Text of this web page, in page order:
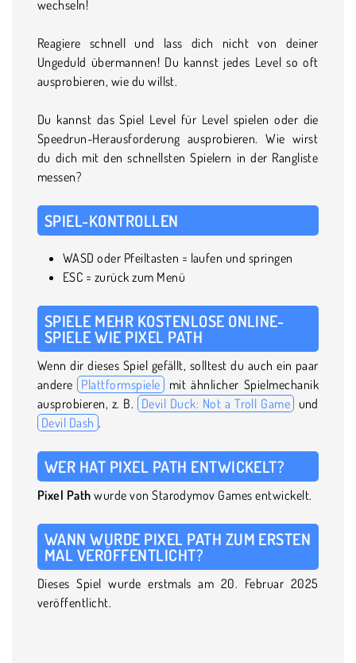
wechseln!
Reagiere schnell und lass dich nicht von deiner
Ungeduld übermannen! Du kannst jedes Level so oft
ausprobieren, wie du willst.
Du kannst das Spiel Level für Level spielen oder die
Speedrun-Herausforderung ausprobieren. Wie wirst
du dich mit den schnellsten Spielern in der Rangliste
messen?
SPIEL-KONTROLLEN
WASD oder Pfeiltasten = laufen und springen
ESC = zurück zum Menü
SPIELE MEHR KOSTENLOSE ONLINE-
SPIELE WIE PIXEL PATH
Wenn dir dieses Spiel gefällt, solltest du auch ein paar
andere Plattformspiele mit ähnlicher Spielmechanik
ausprobieren, z. B. Devil Duck: Not a Troll Game und
Devil Dash .
WER HAT PIXEL PATH ENTWICKELT?
Pixel Path wurde von Starodymov Games entwickelt.
WANN WURDE PIXEL PATH ZUM ERSTEN
MAL VERÖFFENTLICHT?
Dieses Spiel wurde erstmals am 20. Februar 2025
veröffentlicht.